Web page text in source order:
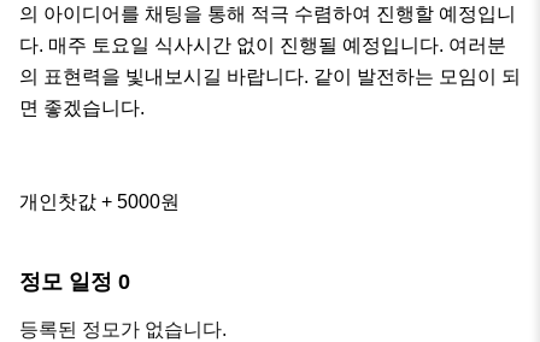
의 아이디어를 채팅을 통해 적극 수렴하여 진행할 예정입니
다. 매주 토요일 식사시간 없이 진행될 예정입니다. 여러분
의 표현력을 빛내보시길 바랍니다. 같이 발전하는 모임이 되
면 좋겠습니다.
개인찻값 + 5000원
정모 일정 0
등록된 정모가 없습니다.